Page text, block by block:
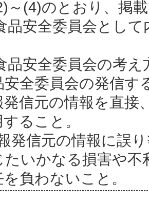
(4)のとおり、掲
全委員会として
全委員会の考え
安全委員会の発信す
発信元の情報を直接
ること。
発信元の情報に誤
たいかなる損害や
負わないこと。